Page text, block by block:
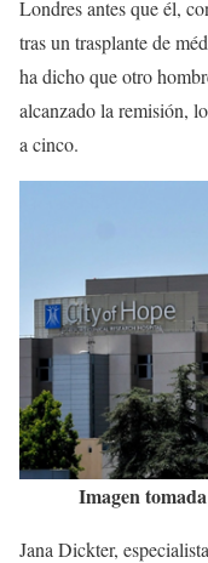
Londres antes que él,
tras un trasplante de
ha dicho que otro
alcanzado la remisión,
a cinco.
Imagen
Jana Dickter,